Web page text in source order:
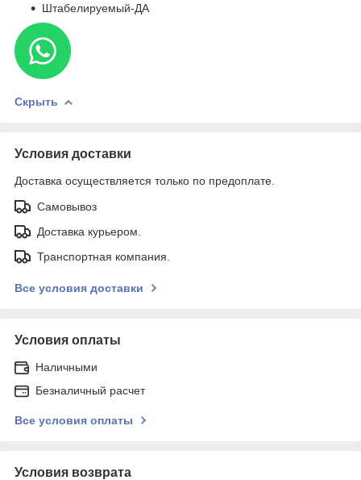
Штабелируемый-ДА
Скрыть
Условия доставки
Доставка осуществляется только по предоплате.
Самовывоз
Доставка курьером.
Транспортная компания.
Все условия доставки
Условия оплаты
Наличными
Безналичный расчет
Все условия оплаты
Условия возврата